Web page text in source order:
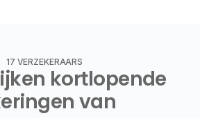
17 VERZEKERAARS
kortlopende
van